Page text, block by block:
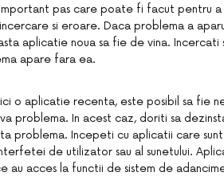
pas care poate fi facut pentru
si eroare. Daca problema a
aplicatie noua sa fie de vina.
apare fara ea.
o aplicatie recenta, este posibil sa fie
problema. In acest caz, doriti sa
problema. Incepeti cu aplicatii care
de utilizator sau al sunetului.
au acces la functii de sistem de